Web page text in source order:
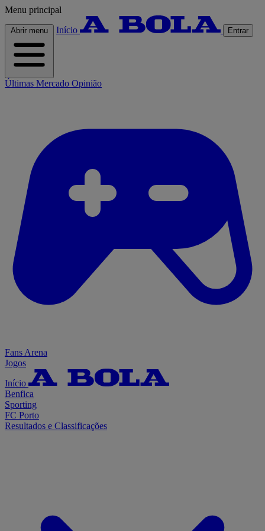
Menu principal
Abrir menu Início Entrar
Últimas Mercado Opinião
Fans Arena
Jogos
Início
Benfica
Sporting
FC Porto
Resultados e Classificações